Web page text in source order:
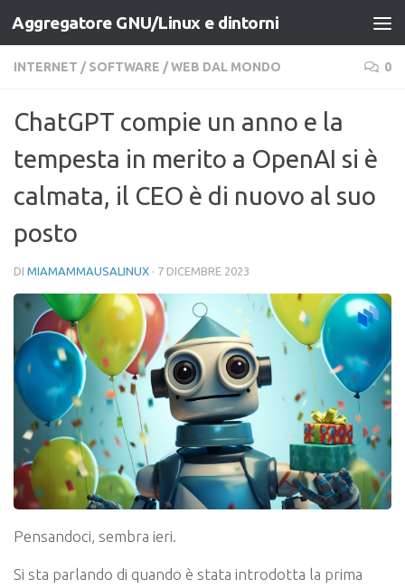
Salta al contenuto
Aggregatore GNU/Linux e dintorni
INTERNET / SOFTWARE /WEB DAL MONDO 0
ChatGPT compie un anno e la
tempesta in merito a OpenAI si è
calmata, il CEO è di nuovo al suo
posto
DI MIAMAMMAUSALINUX · 7 DICEMBRE 2023
Pensandoci, sembra ieri.
Si sta parlando di quando è stata introdotta la prima